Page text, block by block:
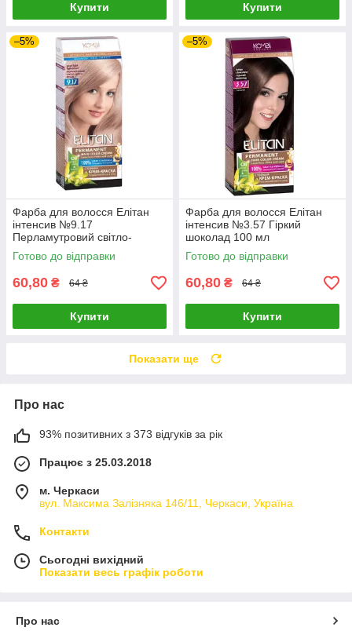
Купити Купити
–5%
Фарба для волосся Елітан
інтенсив №9.17
Перламутровий світло-
русявий 100 мл
Готово до відправки
60,80 ₴ 64 ₴
Купити
–5%
Фарба для волосся Елітан
інтенсив №3.57 Гіркий
шоколад 100 мл
Готово до відправки
60,80 ₴ 64 ₴
Купити
Показати ще
Про нас
93% позитивних з 373 відгуків за рік
Працює з 25.03.2018
м. Черкаси
вул. Максима Залізняка 146/11, Черкаси, Україна
Контакти
Сьогодні вихідний
Показати весь графік роботи
Про нас